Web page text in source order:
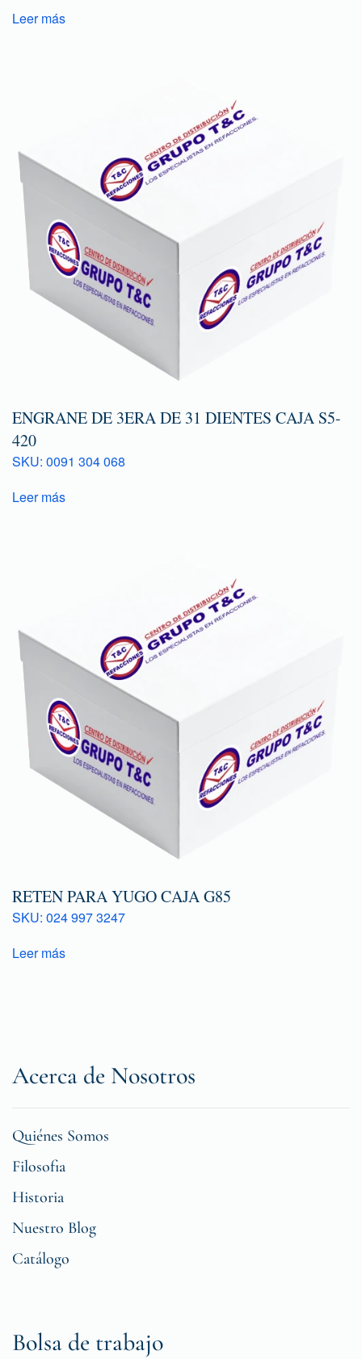
Leer más
ENGRANE DE 3ERA DE 31 DIENTES CAJA S5-
420
SKU: 0091 304 068
Leer más
RETEN PARA YUGO CAJA G85
SKU: 024 997 3247
Leer más
Acerca de Nosotros
Quiénes Somos
Filosofia
Historia
Nuestro Blog
Catálogo
Bolsa de trabajo